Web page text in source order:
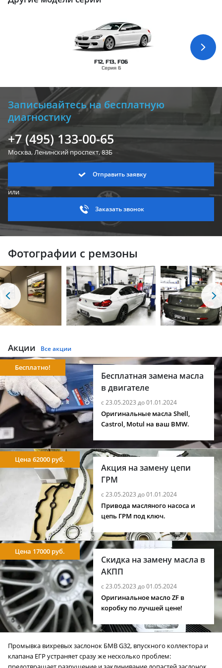
F12, F13, F06
Серия 6
Записывайтесь на бесплатную
диагностику
+7 (495) 133-00-65
Москва, Ленинскийпроспект, 83Б
Отправить заявку
или
Заказать звонок
Фотографии с ремзоны
Акции Все акции
Бесплатная замена масла
в двигателе
с 23.05.2023 до 01.01.2024
Бесплатно!
Оригинальные масла Shell,
Castrol, Motul на ваш BMW.
Акция на замену цепи
ГРМ
с 23.05.2023 до 01.01.2024
Цена 62000 руб.
Привода масляного насоса и
цепь ГРМ под ключ.
Скидка на замену масла в
АКПП
с 23.05.2023 до 01.05.2024
Цена 17000 руб.
Оригинальное масло ZF в
коробку по лучшей цене!
Промывка вихревых заслонок БМВ G32, впускного коллектора и
клапана ЕГР устраняет сразу же несколько проблем: